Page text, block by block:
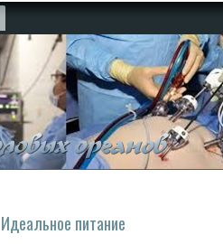
Идеальное питание